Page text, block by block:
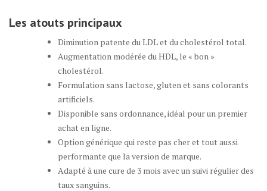
Les atouts principaux
Diminution patente du LDL et du cholestérol total.
Augmentation modérée du HDL, le « bon »
cholestérol.
Formulation sans lactose, gluten et sans colorants
artificiels.
Disponible sans ordonnance, idéal pour un premier
achat en ligne.
Option générique qui reste pas cher et tout aussi
performante que la version de marque.
Adapté à une cure de 3 mois avec un suivi régulier des
taux sanguins.